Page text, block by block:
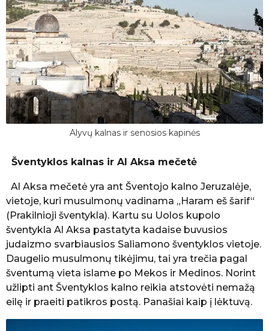
Alyvų kalnas ir senosios kapinės
Šventyklos kalnas ir Al Aksa mečetė
Al Aksa mečetė yra ant Šventojo kalno Jeruzalėje,
vietoje, kuri musulmonų vadinama „Haram eš šarif“
(Prakilnioji šventykla). Kartu su Uolos kupolo
šventykla Al Aksa pastatyta kadaise buvusios
judaizmo svarbiausios Saliamono šventyklos vietoje.
Daugelio musulmonų tikėjimu, tai yra trečia pagal
šventumą vieta islame po Mekos ir Medinos. Norint
užlipti ant Šventyklos kalno reikia atstovėti nemažą
eilę ir praeiti patikros postą. Panašiai kaip į lėktuvą.